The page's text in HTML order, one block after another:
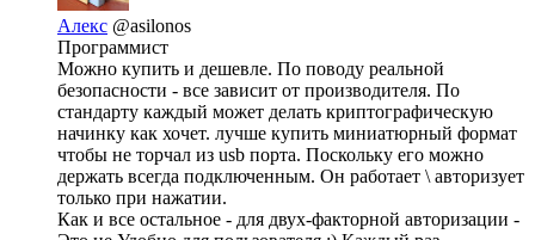
Алекс @asilonos
Программист
Можно купить и дешевле. По поводу реальной
безопасности - все зависит от производителя. По
стандарту каждый может делать криптографическую
начинку как хочет. лучше купить миниатюрный формат
чтобы не торчал из usb порта. Поскольку его можно
держать всегда подключенным. Он работает \ авторизует
только при нажатии.
Как и все остальное - для двух-факторной авторизации -